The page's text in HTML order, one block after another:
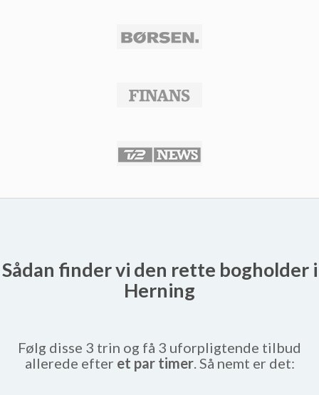
Sådan finder vi den rette bogholder i
Herning
Følg disse 3 trin og få 3 uforpligtende tilbud
allerede efter et par timer. Så nemt er det: